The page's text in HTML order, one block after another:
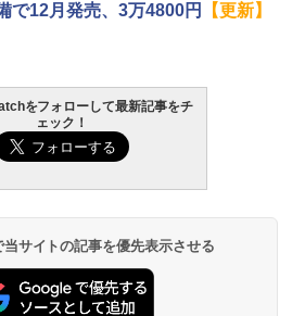
で12月発売、3万4800円
【更新】
をフォローして最新記事をチ
ェック！
サイトの記事を優先表示させる